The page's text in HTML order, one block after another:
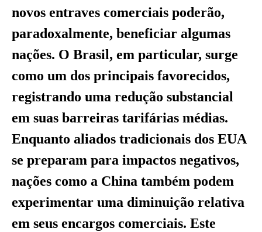
novos entraves comerciais poderão,
paradoxalmente, beneficiar algumas
nações. O Brasil, em particular, surge
como um dos principais favorecidos,
registrando uma redução substancial
em suas barreiras tarifárias médias.
Enquanto aliados tradicionais dos EUA
se preparam para impactos negativos,
nações como a China também podem
experimentar uma diminuição relativa
em seus encargos comerciais. Este